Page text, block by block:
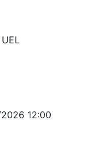
12:00